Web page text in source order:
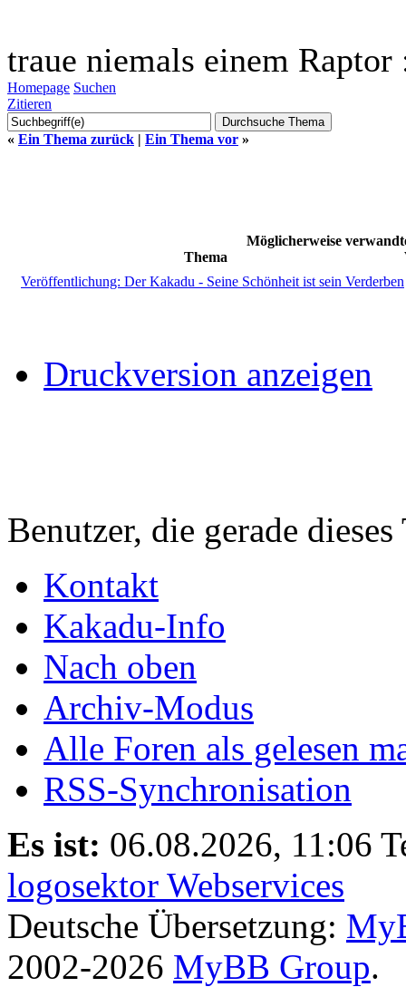
traue niemals einem Raptor
Homepage Suchen
Zitieren
« Ein Thema zurück | Ein Thema vor »
Möglicherweise
Thema
Veröffentlichung: Der Kakadu - Seine Schönheit ist sein Verderben
Druckversion anzeigen
Benutzer, die gerade
Kontakt
Kakadu-Info
Nach oben
Archiv-Modus
Alle Foren als gelesen
RSS-Synchronisation
Es ist: 06.08.2026, 11:06
logosektor Webservices
Deutsche Übersetzung:
2002-2026 MyBB Group.